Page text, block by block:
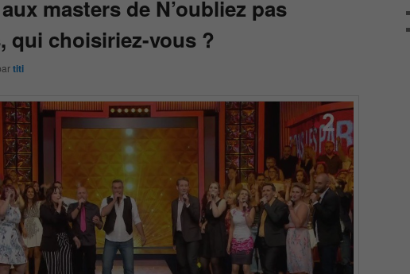
aux masters de N’oubliez pas
qui choisiriez-vous ?
titi